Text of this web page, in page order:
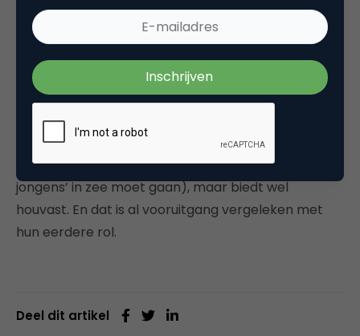
mijn businessclub of bij bevriende ondernemers en
dan luister ik naar hun mening en advies. Dankzij
antwoorden biedt. Maar het ontbreekt daar wel
aan maatwerk, het zijn vooral algemene artikelen
voor algemene situaties. Want het merk KVK is
(nog) geen coach voor ondernemers (zo krijg je
geen pasklaar antwoord op de vraag of je met ‘die
jongens’ in zee moet gaan), maar biedt wel
houvast. En dat is al vooruitgang vergeleken met
hun eerdere rol.
Deel dit artikel